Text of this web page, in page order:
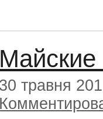
30 травня